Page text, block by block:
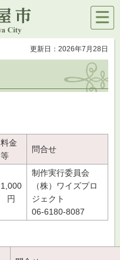
メニ
ュー
更新日：2026年7月28日
料金
等
問合せ
1,000
円
制作実行委員会
（株）ワイズプロ
ジェクト
06-6180-8087